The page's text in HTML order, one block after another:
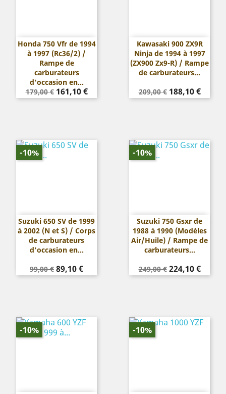
Honda 750 Vfr de 1994
à 1997 (Rc36/2) /
Rampe de
carburateurs
d'occasion en...
Prix
de
179,00 € Prix
161,10 €
Kawasaki 900 ZX9R
Ninja de 1994 à 1997
(ZX900 Zx9-R) / Rampe
de carburateurs...
Prix
de
209,00 € Prix
188,10 €
Suzuki 650 SV de 1999
à 2002 (N et S) / Corps
de carburateurs
d'occasion en...
Prix
de
99,00 € Prix
89,10 €
-10%
Suzuki 750 Gsxr de
1988 à 1990 (Modèles
Air/Huile) / Rampe de
carburateurs...
Prix
de
249,00 € Prix
224,10 €
-10%
-10% -10%